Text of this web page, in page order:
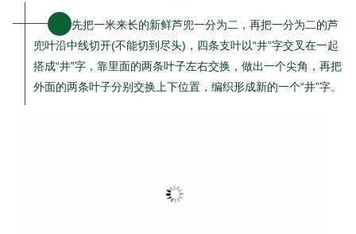
先把一米来长的新鲜芦兜一分为二，再把一分为二的芦
兜叶沿中线切开(不能切到尽头)，四条支叶以“井”字交叉在一起
搭成“井”字，靠里面的两条叶子左右交换，做出一个尖角，再把
外面的两条叶子分别交换上下位置，编织形成新的一个“井”字。